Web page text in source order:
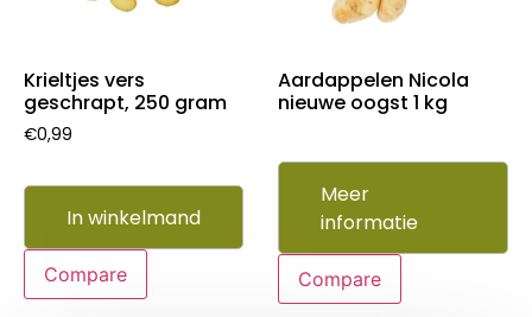
Krieltjes vers
geschrapt, 250 gram
€0,99
In winkelmand
Compare
Aardappelen Nicola
nieuwe oogst 1 kg
Meer
informatie
Compare